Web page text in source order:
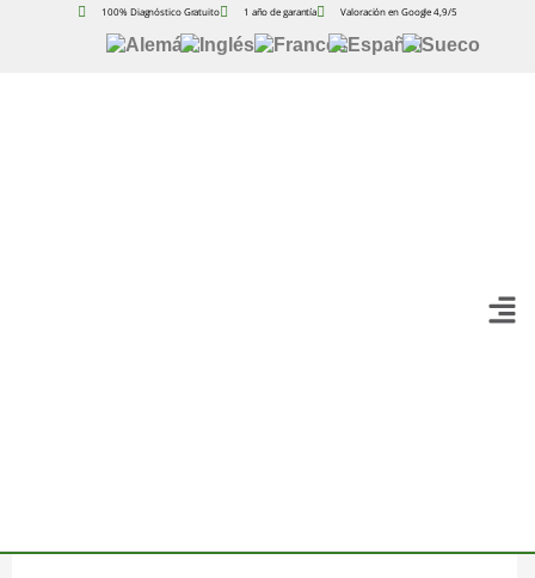
100% Diagnóstico Gratuito 1 año de garantía Valoración en Google 4,9/5